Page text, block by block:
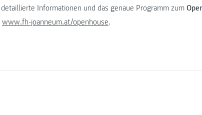
Informationen und das genaue Programm zum
www.fh-joanneum.at/openhouse.